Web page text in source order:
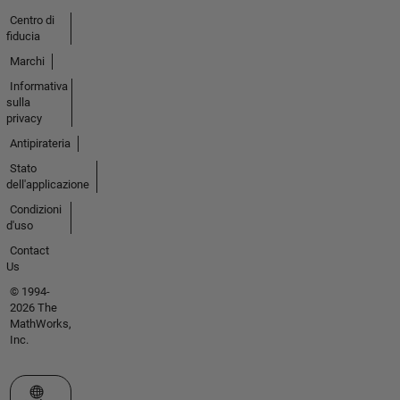
Centro di
fiducia
Marchi
Informativa
sulla
privacy
Antipirateria
Stato
dell'applicazione
Condizioni
d'uso
Contact
Us
© 1994-
2026 The
MathWorks,
Inc.
Seleziona un sito web